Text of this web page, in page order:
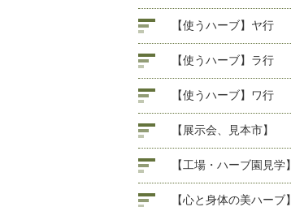
【使うハーブ】ヤ行
【使うハーブ】ラ行
【使うハーブ】ワ行
【展示会、見本市】
【工場・ハーブ園見学】
【心と身体の美ハーブ】